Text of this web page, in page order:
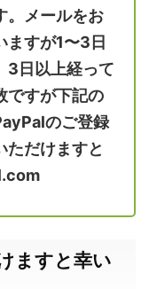
。メールをお
ますが1〜3日
3日以上経って
ですが下記の
のご登録
ただけますと
ますと幸い